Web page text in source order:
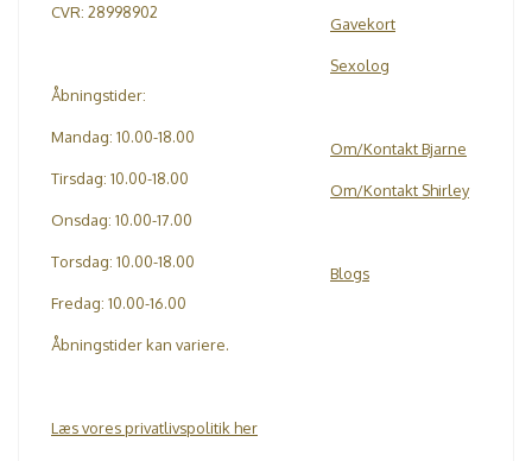
CVR: 28998902
Åbningstider:
Mandag: 10.00-18.00
Tirsdag: 10.00-18.00
Onsdag: 10.00-17.00
Torsdag: 10.00-18.00
Fredag: 10.00-16.00
Åbningstider kan variere.
Læs vores privatlivspolitik her
Gavekort
Sexolog
Om/Kontakt Bjarne
Om/Kontakt Shirley
Blogs